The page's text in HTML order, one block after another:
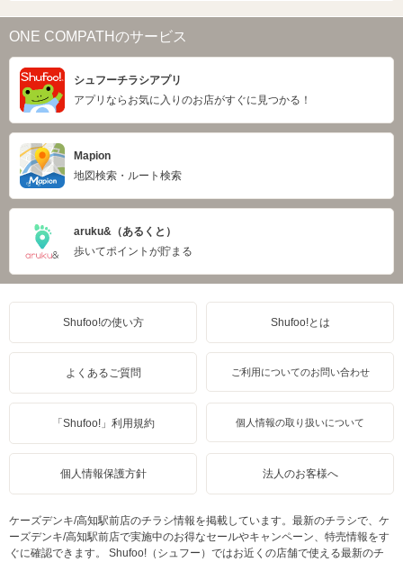
ONE COMPATHのサービス
シュフーチラシアプリ
アプリならお気に入りのお店がすぐに見つかる！
Mapion
地図検索・ルート検索
aruku&（あるくと）
歩いてポイントが貯まる
Shufoo!の使い方 Shufoo!とは
よくあるご質問 ご利用についてのお問い合わせ
「Shufoo!」利用規約 個人情報の取り扱いについて
個人情報保護方針 法人のお客様へ
ケーズデンキ/高知駅前店のチラシ情報を掲載しています。最新のチラシで、ケ
ーズデンキ/高知駅前店で実施中のお得なセールやキャンペーン、特売情報をす
ぐに確認できます。 Shufoo!（シュフー）ではお近くの店舗で使える最新のチ